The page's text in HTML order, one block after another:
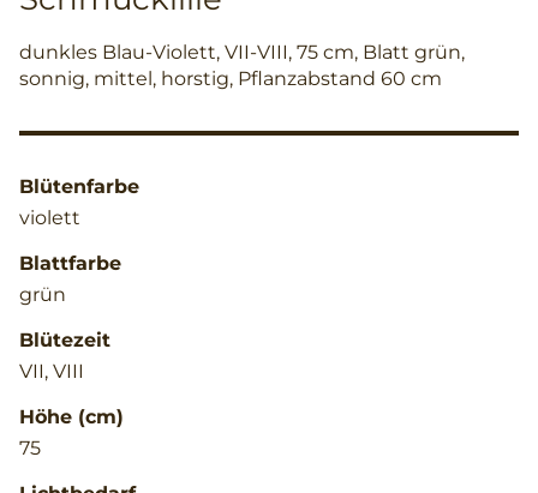
dunkles Blau-Violett, VII-VIII, 75 cm, Blatt grün,
sonnig, mittel, horstig, Pflanzabstand 60 cm
Blütenfarbe
violett
Blattfarbe
grün
Blütezeit
VII, VIII
Höhe (cm)
75